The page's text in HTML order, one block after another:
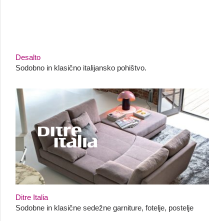
Desalto
Sodobno in klasično italijansko pohištvo.
Ditre Italia
Sodobne in klasične sedežne garniture, fotelje, postelje